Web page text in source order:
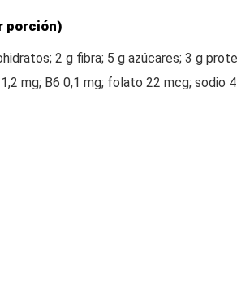
porción)
2 g fibra; 5 g azúcares; 3 g
mg; B6 0,1 mg; folato 22 mcg; sodio